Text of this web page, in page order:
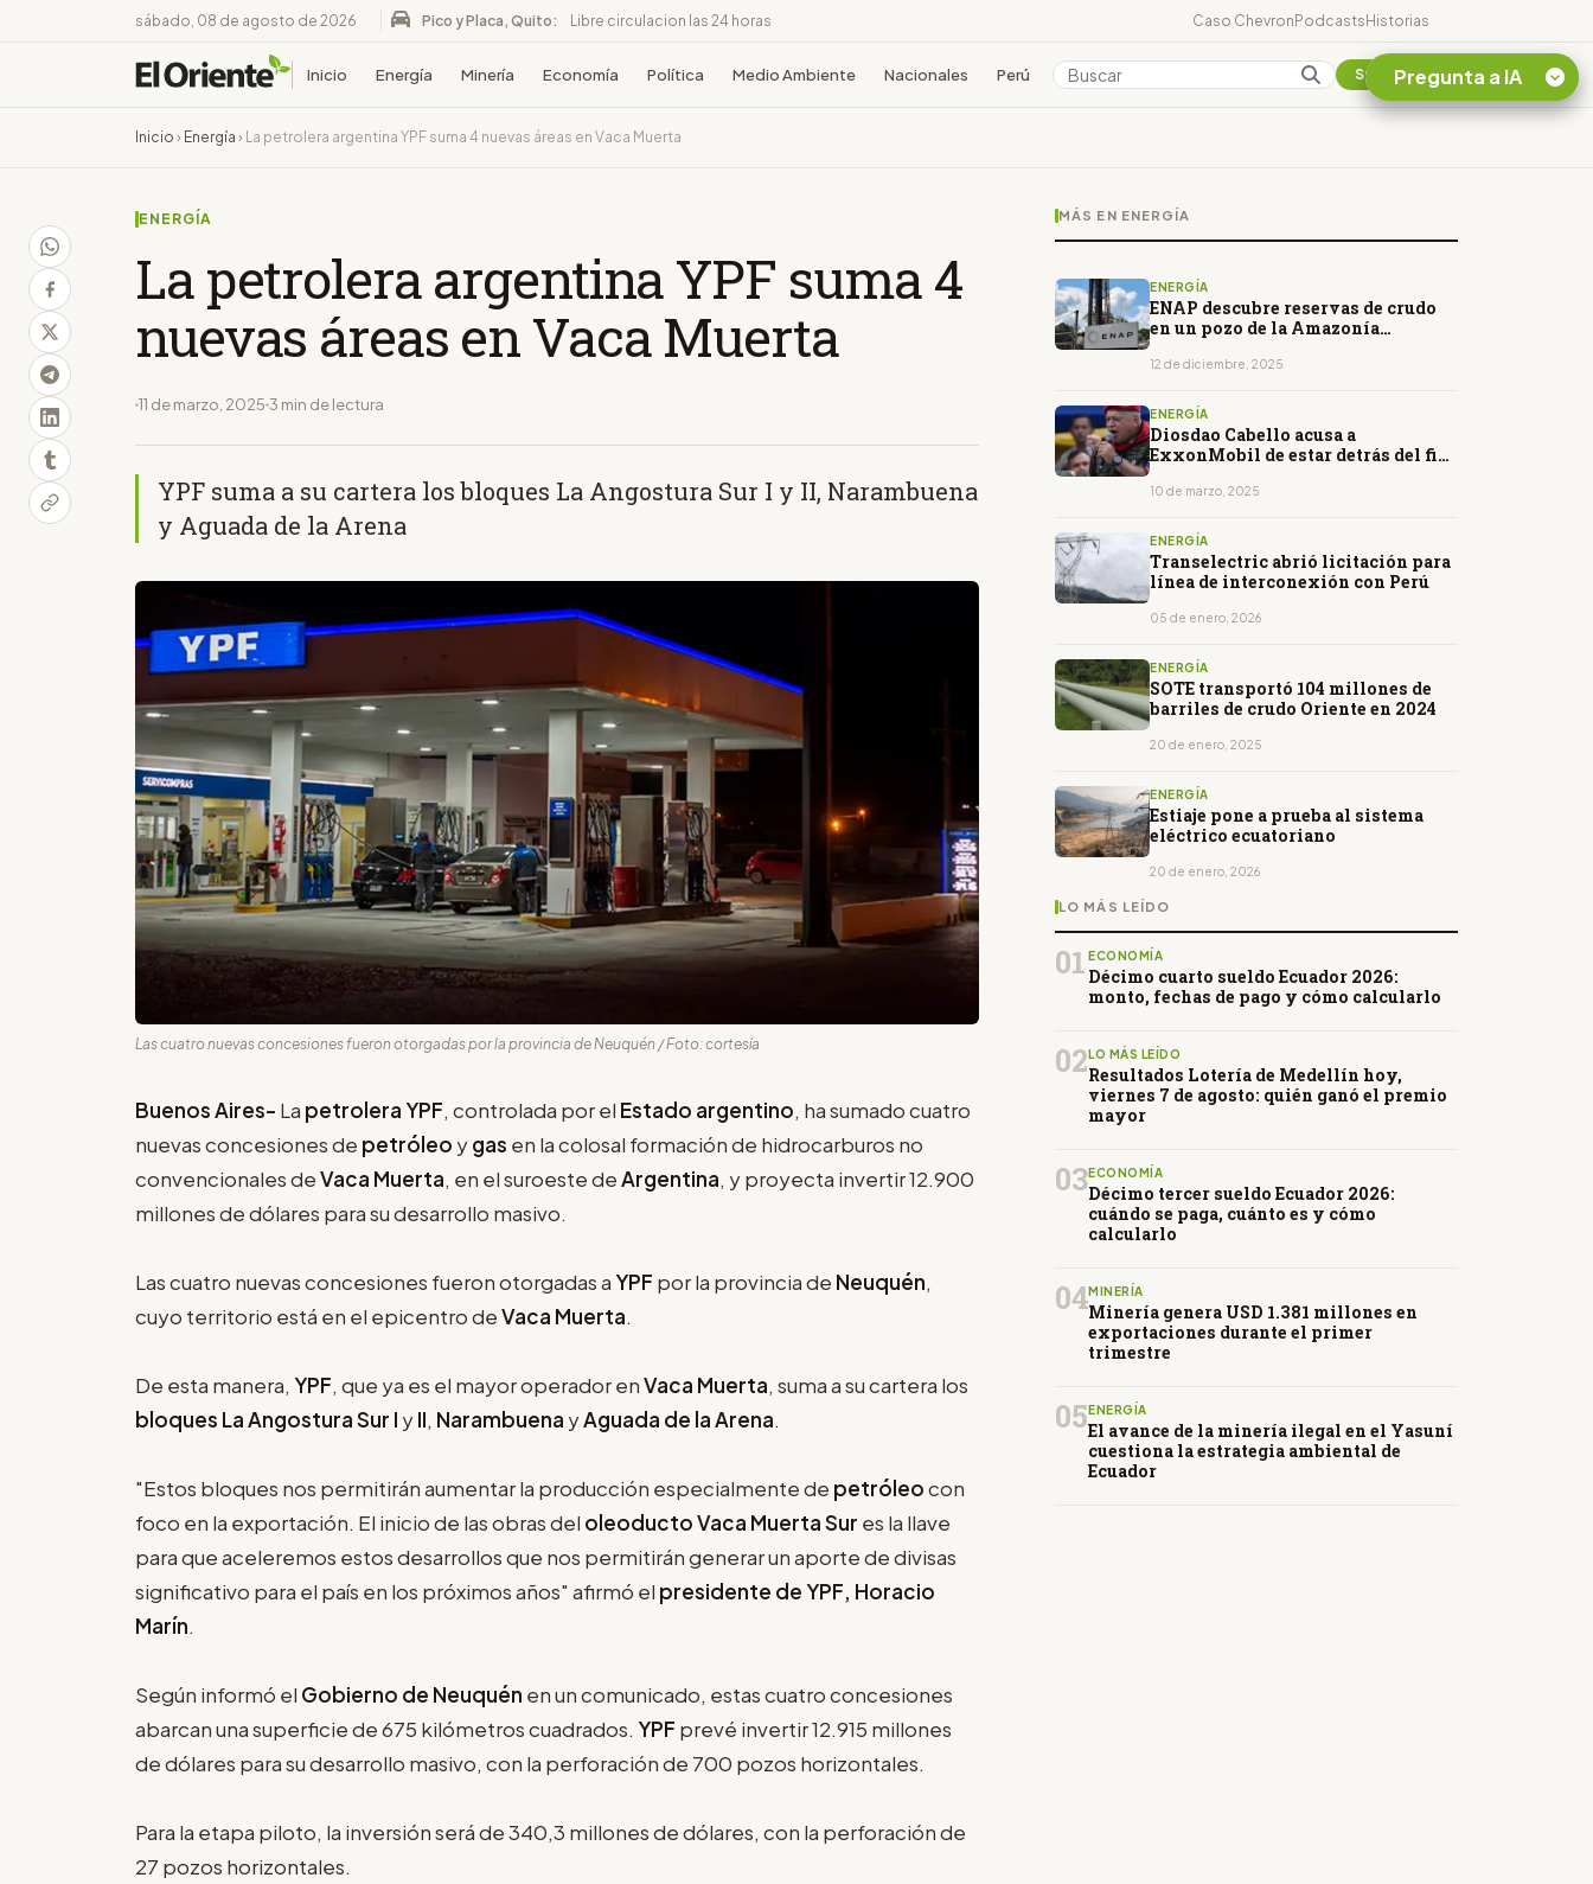
sábado, 08 de agosto de 2026 Pico y Placa, Quito: Libre circulacion las 24 horas Caso ChevronPodcastsHistorias
Inicio Energía Minería Economía Política Medio Ambiente Nacionales Perú Colombia Suscribirse
Inicio › Energía › La petrolera argentina YPF suma 4 nuevas áreas en Vaca Muerta
ENERGÍA
La petrolera argentina YPF suma 4
nuevas áreas en Vaca Muerta
11 de marzo, 2025 3 min de lectura
YPF suma a su cartera los bloques La Angostura Sur I y II, Narambuena
y Aguada de la Arena
Las cuatro nuevas concesiones fueron otorgadas por la provincia de Neuquén / Foto: cortesía
Buenos Aires- La petrolera YPF, controlada por el Estado argentino, ha sumado cuatro
nuevas concesiones de petróleo ygas en la colosal formación de hidrocarburos no
convencionales deVaca Muerta, en el suroeste deArgentina, y proyecta invertir 12.900
millones de dólares para su desarrollo masivo.
Las cuatro nuevas concesiones fueron otorgadas a YPF por la provincia de Neuquén,
cuyo territorio está en el epicentro deVaca Muerta.
De esta manera, YPF, que ya es el mayor operador enVaca Muerta, suma a su cartera los
bloques La Angostura Sur I yII, Narambuena yAguada de la Arena.
"Estos bloques nos permitirán aumentar la producción especialmente de petróleocon
foco en la exportación. El inicio de las obras del oleoducto Vaca Muerta Sur es la llave
para que aceleremos estos desarrollos que nos permitirán generar un aporte de divisas
significativo para el país en los próximos años" afirmó el presidente de YPF, Horacio
Marín.
Según informó el Gobierno de Neuquén en un comunicado, estas cuatro concesiones
abarcan una superficie de 675 kilómetros cuadrados. YPF prevé invertir 12.915 millones
de dólares para su desarrollo masivo, con la perforación de 700 pozos horizontales.
Para la etapa piloto, la inversión será de 340,3 millones de dólares, con la perforación de
27 pozos horizontales.
MÁS EN ENERGÍA
ENERGÍA
ENAP descubre reservas de crudo
en un pozo de la Amazonía
12 de diciembre, 2025
ENERGÍA
Diosdao Cabello acusa a
ExxonMobil de estar detrás del fin
10 de marzo, 2025
ENERGÍA
Transelectric abrió licitación para
línea de interconexión con Perú
05 de enero, 2026
ENERGÍA
SOTE transportó 104 millones de
barriles de crudo Oriente en 2024
20 de enero, 2025
ENERGÍA
Estiaje pone a prueba al sistema
eléctrico ecuatoriano
20 de enero, 2026
LO MÁS LEÍDO
01 ECONOMÍA
Décimo cuarto sueldo Ecuador 2026:
monto, fechas de pago y cómo calcularlo
02 LO MÁS LEÍDO
Resultados Lotería de Medellín hoy,
viernes 7 de agosto: quién ganó el premio
mayor
03ECONOMÍA
Décimo tercer sueldo Ecuador 2026:
cuándo se paga, cuánto es y cómo
calcularlo
04MINERÍA
Minería genera USD 1.381 millones en
exportaciones durante el primer
trimestre
05 ENERGÍA
El avance de la minería ilegal en el Yasuní
cuestiona la estrategia ambiental de
Ecuador
Pregunta a IA